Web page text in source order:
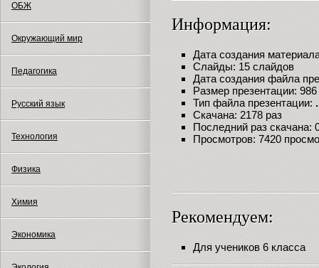
ОБЖ
Окружающий мир
Педагогика
Русский язык
Технология
Физика
Химия
Экономика
Информация:
Дата создания
Слайды: 15 слайдов
Дата создания файла
Размер презентации:
Тип файла презентации:
Скачана: 2178 раз
Последний раз скачана:
Просмотров: 7420
Рекомендуем:
Для учеников 6 класса